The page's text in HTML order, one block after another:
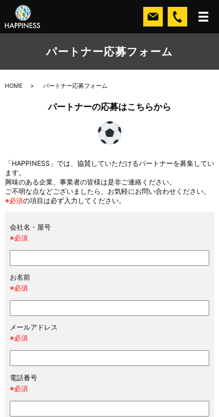
パートナー応募フォーム
HOME パートナー応募フォーム
パートナーの応募はこちらから
「HAPPINESS」では、協賛していただけるパートナーを募集してい
ます。
興味のある企業、事業者の皆様は是非ご連絡ください。
ご不明な点などございましたら、お気軽にお問い合わせください。
※必須の項目は必ず入力してください。
会社名・屋号
※必須
お名前
※必須
メールアドレス
※必須
電話番号
※必須